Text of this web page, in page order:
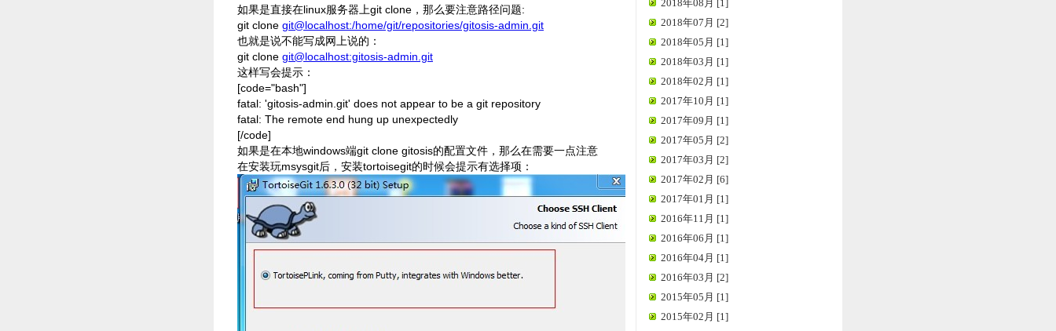
如果是直接在linux服务器上git clone，那么要注意路径问题:
git clone git@localhost:/home/git/repositories/gitosis-admin.git
也就是说不能写成网上说的：
git clone git@localhost:gitosis-admin.git
这样写会提示：
[code="bash"]
fatal: 'gitosis-admin.git' does not appear to be a git repository
fatal: The remote end hung up unexpectedly
[/code]
如果是在本地windows端git clone gitosis的配置文件，那么在需要一点注意
在安装玩msysgit后，安装tortoisegit的时候会提示有选择项：
2018年08月 [1]
2018年07月 [2]
2018年05月 [1]
2018年03月 [1]
2018年02月 [1]
2017年10月 [1]
2017年09月 [1]
2017年05月 [2]
2017年03月 [2]
2017年02月 [6]
2017年01月 [1]
2016年11月 [1]
2016年06月 [1]
2016年04月 [1]
2016年03月 [2]
2015年05月 [1]
2015年02月 [1]